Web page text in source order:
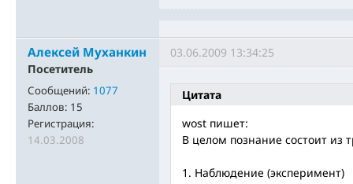
Алексей Муханкин
Посетитель
Сообщений: 1077
Баллов: 15
Регистрация:
14.03.2008
03.06.2009 13:34:25
Цитата
wost пишет:
В целом познание состоит из
1. Наблюдение (эксперимент)